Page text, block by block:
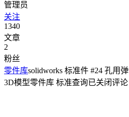
管理员
关注
1340
文章
2
粉丝
零件库solidworks 标准件 #24 孔用
3D模型零件库 标准查询已关闭评论